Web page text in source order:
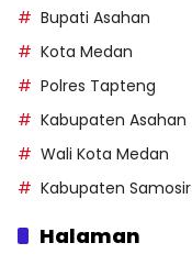
Bupati Asahan
Kota Medan
Polres Tapteng
Kabupaten Asahan
Wali Kota Medan
Kabupaten Samosir
Halaman